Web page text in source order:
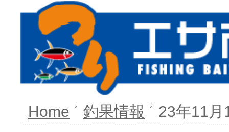
Home 釣果情報 23年11月